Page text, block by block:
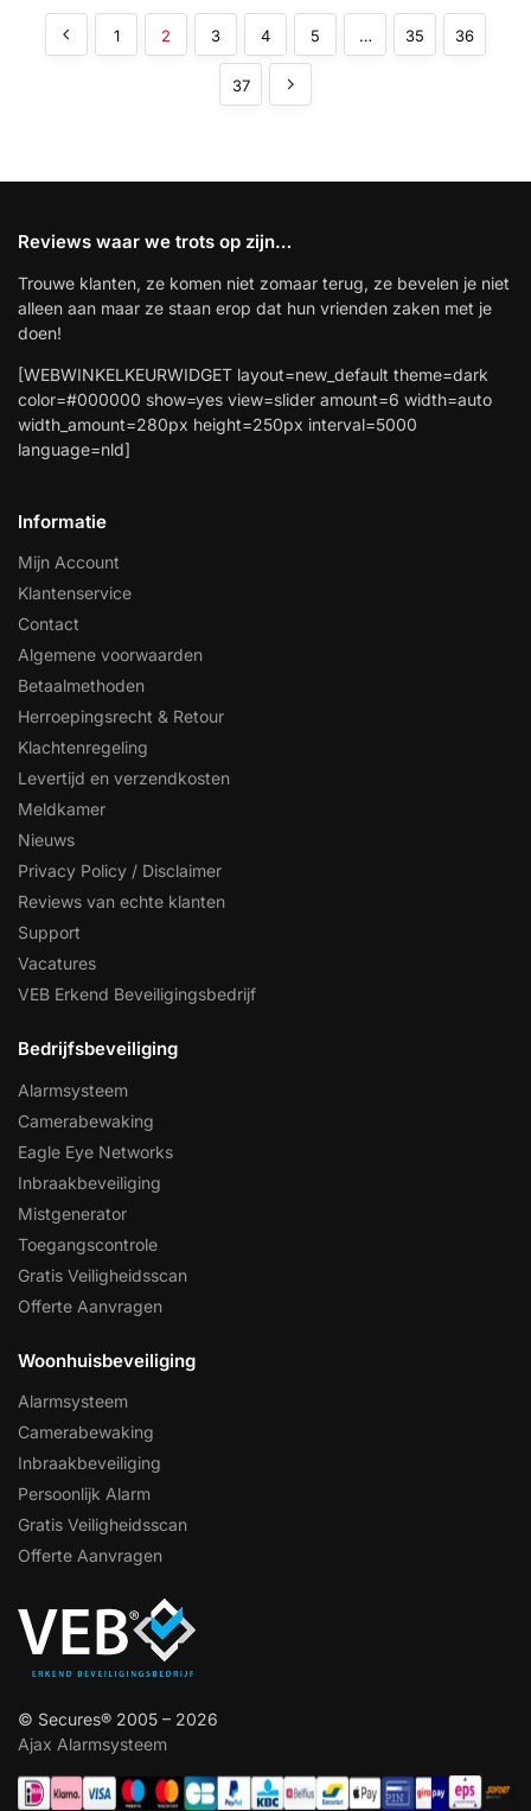
1 2 3 4 5 … 35 36
37
Reviews waar we trots op zijn…
Trouwe klanten, ze komen niet zomaar terug, ze bevelen je niet
alleen aan maar ze staan erop dat hun vrienden zaken met je
doen!
[WEBWINKELKEURWIDGET layout=new_default theme=dark
color=#000000 show=yes view=slider amount=6 width=auto
width_amount=280px height=250px interval=5000
language=nld]
Informatie
Mijn Account
Klantenservice
Contact
Algemene voorwaarden
Betaalmethoden
Herroepingsrecht & Retour
Klachtenregeling
Levertijd en verzendkosten
Meldkamer
Nieuws
Privacy Policy / Disclaimer
Reviews van echte klanten
Support
Vacatures
VEB Erkend Beveiligingsbedrijf
Bedrijfsbeveiliging
Alarmsysteem
Camerabewaking
Eagle Eye Networks
Inbraakbeveiliging
Mistgenerator
Toegangscontrole
Gratis Veiligheidsscan
Offerte Aanvragen
Woonhuisbeveiliging
Alarmsysteem
Camerabewaking
Inbraakbeveiliging
Persoonlijk Alarm
Gratis Veiligheidsscan
Offerte Aanvragen
© Secures® 2005 – 2026
Ajax Alarmsysteem